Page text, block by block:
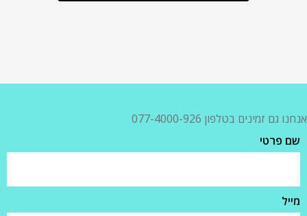
אנחנו גם זמינים בטלפון 077-4000-926
שם פרטי
מייל